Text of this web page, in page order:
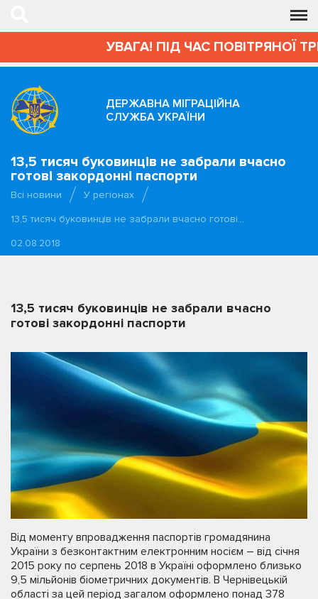
УВАГА! ПІД ЧАС ПОВІТРЯНОЇ
ДЕРЖАВНА МІГРАЦІЙНА
СЛУЖБА УКРАЇНИ
13,5 тисяч буковинців не забрали вчасно
готові закордонні паспорти
Всі новини
У регіонах
13,5 тисяч буковинців не забрали вчасно готові…
02.08.2018
13,5 тисяч буковинців не забрали вчасно
готові закордонні паспорти
Від моменту впровадження паспортів громадянина
України з безконтактним електронним носієм – від січня
2015 року по серпень 2018 в Україні оформлено близько
9,5 мільйонів біометричних документів. В Чернівецькій
області за цей період загалом оформлено понад 378